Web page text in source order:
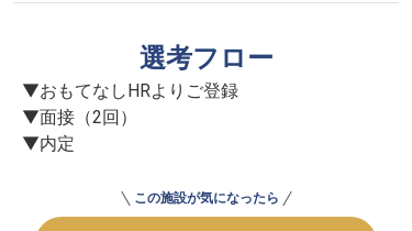
選考フロー
▼おもてなしHRよりご登録
▼面接（2回）
▼内定
この施設が気になったら